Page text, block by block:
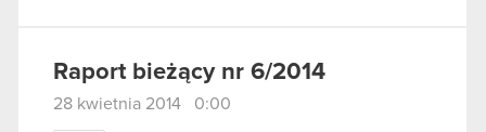
Raport bieżący nr 6/2014
28 kwietnia 2014 0:00